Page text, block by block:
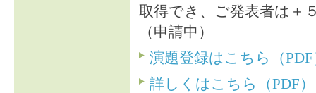
取得でき、ご発表者は＋
（申請中）
演題登録はこちら（
詳しくはこちら（PDF）